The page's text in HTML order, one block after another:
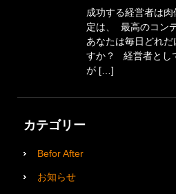
成功する経営者は
定は、 最高のコン
あなたは毎日どれ
すか？ 経営者とし
が […]
カテゴリー
Befor After
お知らせ